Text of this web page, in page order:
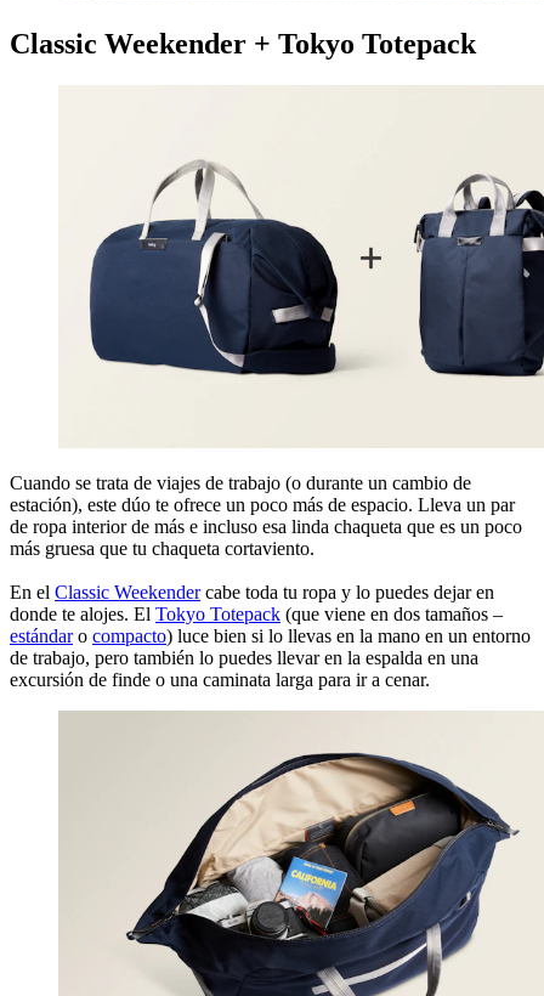
Classic Weekender + Tokyo Totepack
Cuando se trata de viajes de trabajo (o durante un cambio de
estación), este dúo te ofrece un poco más de espacio. Lleva un par
de ropa interior de más e incluso esa linda chaqueta que es un poco
más gruesa que tu chaqueta cortaviento.
En el Classic Weekendercabe toda tu ropa y lo puedes dejar en
donde te alojes. El Tokyo Totepack (que viene en dos tamaños –
estándaro compacto) luce bien si lo llevas en la mano en un entorno
de trabajo, pero también lo puedes llevar en la espalda en una
excursión de finde o una caminata larga para ir a cenar.